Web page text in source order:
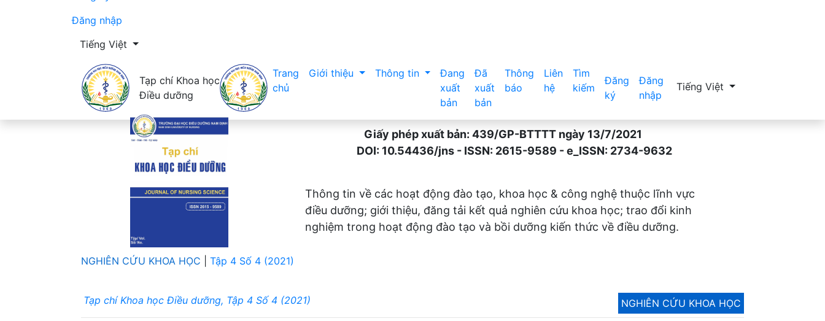
Đăng nhập
Thay đổi ngôn ngữ. Ngôn ngữ hiện tại là:
Tiếng Việt
Tạp chí Khoa học
Điều dưỡng
Trang
chủ
Giới thiệu Thông tin
Đang
xuất
bản
Đã
xuất
bản
Thông
báo
Liên
hệ
Tìm
kiếm
Đăng
ký
Đăng
nhập
Thay đổi ngôn ngữ. Ngôn ngữ
Tiếng Việt
Giấy phép xuất bản: 439/GP-BTTTT ngày 13/7/2021
DOI: 10.54436/jns - ISSN: 2615-9589 - e_ISSN: 2734-9632
Thông tin về các hoạt động đào tạo, khoa học & công nghệ thuộc lĩnh vực
điều dưỡng; giới thiệu, đăng tải kết quả nghiên cứu khoa học; trao đổi kinh
nghiệm trong hoạt động đào tạo và bồi dưỡng kiến thức về điều dưỡng.
NGHIÊN CỨU KHOA HỌC Tập 4 Số 4 (2021)
Tạp chí Khoa học Điều dưỡng, Tập 4 Số 4 (2021) NGHIÊN CỨU KHOA HỌC